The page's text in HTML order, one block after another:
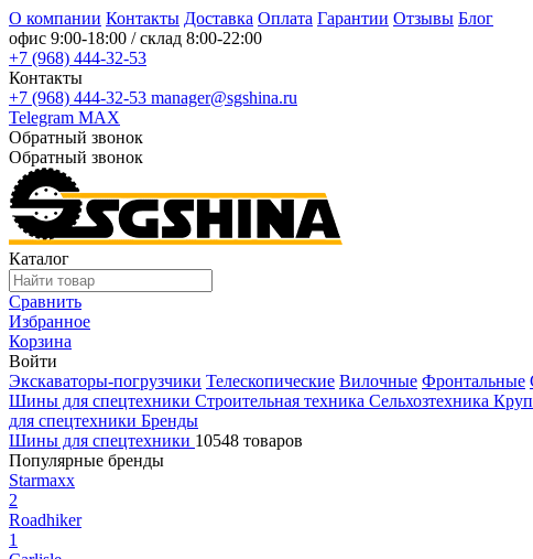
О компании Контакты Доставка Оплата Гарантии Отзывы Блог
офис 9:00-18:00 / склад 8:00-22:00
+7 (968) 444-32-53
Контакты
+7 (968) 444-32-53 manager@sgshina.ru
Telegram MAX
Обратный звонок
Обратный звонок
Каталог
Сравнить
Избранное
Корзина
Войти
Экскаваторы-погрузчики Телескопические Вилочные Фронтальные
Шины для спецтехники Строительная техника Сельхозтехника
для спецтехники Бренды
Шины для спецтехники 10548 товаров
Популярные бренды
Starmaxx
2
Roadhiker
1